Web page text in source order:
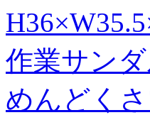
作業サン
めんどく